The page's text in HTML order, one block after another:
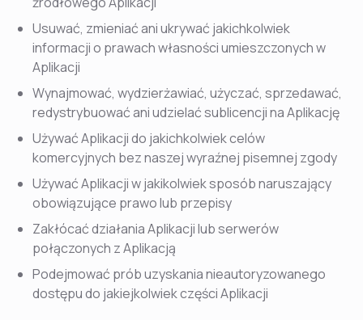
Usuwać, zmieniać ani ukrywać jakichkolwiek
informacji o prawach własności umieszczonych w
Aplikacji
Wynajmować, wydzierżawiać, użyczać, sprzedawać,
redystrybuować ani udzielać sublicencji na Aplikację
Używać Aplikacji do jakichkolwiek celów
komercyjnych bez naszej wyraźnej pisemnej zgody
Używać Aplikacji w jakikolwiek sposób naruszający
obowiązujące prawo lub przepisy
Zakłócać działania Aplikacji lub serwerów
połączonych z Aplikacją
Podejmować prób uzyskania nieautoryzowanego
dostępu do jakiejkolwiek części Aplikacji